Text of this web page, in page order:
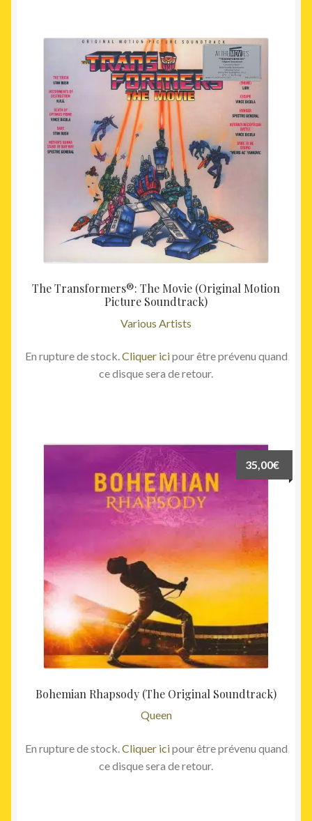
The Transformers®: The Movie (Original Motion
Picture Soundtrack)
Various Artists
En rupture de stock.Cliquer icipour être prévenu quand
ce disque sera de retour.
Bohemian Rhapsody (The Original Soundtrack)
Queen
35,00€
En rupture de stock.Cliquer icipour être prévenu quand
ce disque sera de retour.